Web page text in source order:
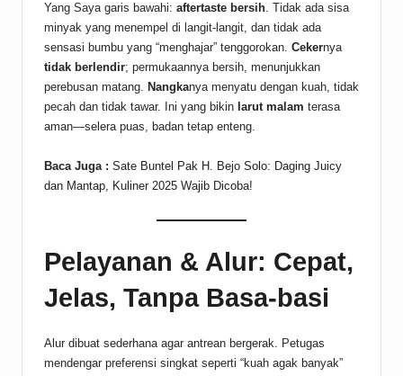
Yang Saya garis bawahi: aftertaste bersih. Tidak ada sisa
minyak yang menempel di langit-langit, dan tidak ada
sensasi bumbu yang “menghajar” tenggorokan. Cekernya
tidak berlendir; permukaannya bersih, menunjukkan
perebusan matang. Nangkanya menyatu dengan kuah, tidak
pecah dan tidak tawar. Ini yang bikin larut malam terasa
aman—selera puas, badan tetap enteng.
Baca Juga : Sate Buntel Pak H. Bejo Solo: Daging Juicy
dan Mantap, Kuliner 2025 Wajib Dicoba!
Pelayanan & Alur: Cepat,
Jelas, Tanpa Basa-basi
Alur dibuat sederhana agar antrean bergerak. Petugas
mendengar preferensi singkat seperti “kuah agak banyak”